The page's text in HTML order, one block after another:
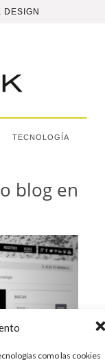
como las cookies
DESIGN
TECNOLOGÍA
blog en